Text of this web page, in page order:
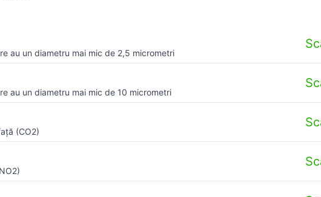
au un diametru mai mic de 2,5 micrometri
au un diametru mai mic de 10 micrometri
(CO2)